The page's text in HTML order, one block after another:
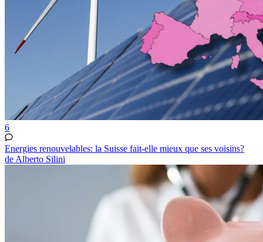
6
Energies renouvelables: la Suisse fait-elle mieux que ses voisins?
de Alberto Silini